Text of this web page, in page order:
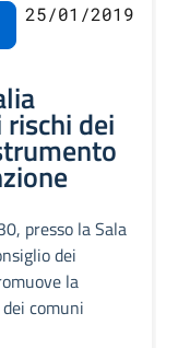
25/01/2019
dei
presso la Sala
dei
la
comuni